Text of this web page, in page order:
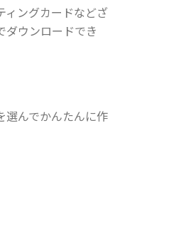
ィングカードなどざ
ダウンロードでき
選んでかんたんに作